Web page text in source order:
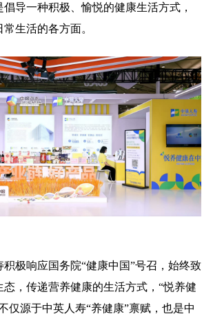
导一种积极、愉悦的健康生活方式，
生活的各方面。
极响应国务院“健康中国”号召，始终致
态，传递营养健康的生活方式，“悦养健
仅源于中英人寿“养健康”禀赋，也是中